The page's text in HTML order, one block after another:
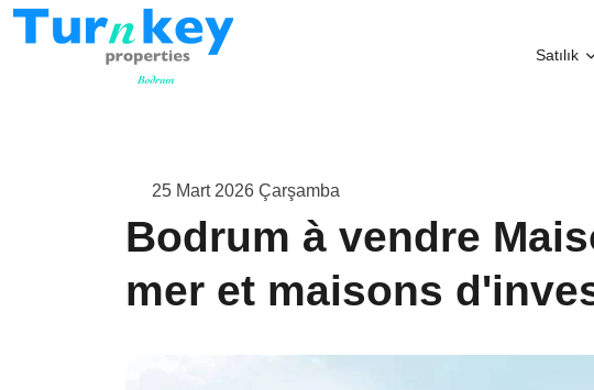
Satılık
25 Mart 2026 Çarşamba
Bodrum à vendre
mer et maisons